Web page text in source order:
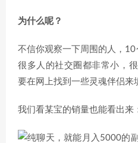
为什么呢？
不信你观察一下周围的人，
很多人的社交圈都非常小，
要在网上找到一些灵魂伴侣来
我们看某宝的销量也能看出来